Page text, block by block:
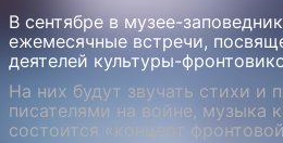
В сентябре в музее-
ежемесячные встречи,
деятелей культуры-
На них будут звучать стихи и
писателями на войне, музыка
состоится «концерт